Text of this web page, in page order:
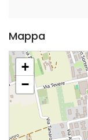
Mappa
+
−